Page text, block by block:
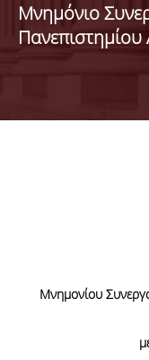
Μνημόνιο
Μνημονίου